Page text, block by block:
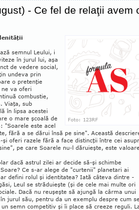
- Ce fel de relaţii avem
Foto: 123RF
semnul Leului, i
în jurul lui, aşa
de vedere social,
undeva prin
o pretenţie
ne va oferi
combustie,
Viaţa, sub
în lipsa acestei
o mare şcoală de
"Soarele este acel
fără a se dărui însă pe sine". Această
şi oferi razele fără a face distincţii între cei
pe care Soarele nu-l dăruieşte, este
dacă astrul zilei ar decide să-şi schimbe
Ce s-ar alege de "curte­nii" planetari ai
defini rolul şi identitatea? Iată câteva dintre
Leul se străduieşte (şi de cele mai multe ori
Dacă nu reuşeşte să ajun­gă la cârma unui
jurul său, pentru da un exemplu despre cum se
semn com­petitiv şi îi place să creeze reguli.